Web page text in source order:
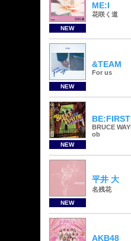
NEW
ME:I
花咲く道
NEW
&TEAM
For us
NEW
BE:FIRST
BRUCE
ob
NEW
平井 大
名残花
AKB48